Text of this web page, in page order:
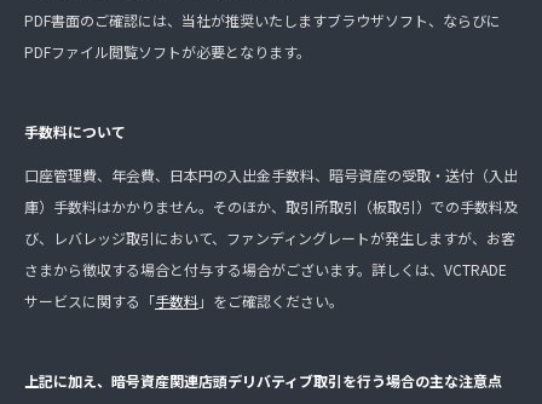
PDF書面のご確認には、当社が推奨いたしますブラウザソフト、ならびに
PDFファイル閲覧ソフトが必要となります。
手数料について
口座管理費、年会費、日本円の入出金手数料、暗号資産の受取・送付（入出
庫）手数料はかかりません。そのほか、取引所取引（板取引）での手数料及
び、レバレッジ取引において、ファンディングレートが発生しますが、お客
さまから徴収する場合と付与する場合がございます。詳しくは、VCTRADE
サービスに関する「手数料」をご確認ください。
上記に加え、暗号資産関連店頭デリバティブ取引を行う場合の主な注意点